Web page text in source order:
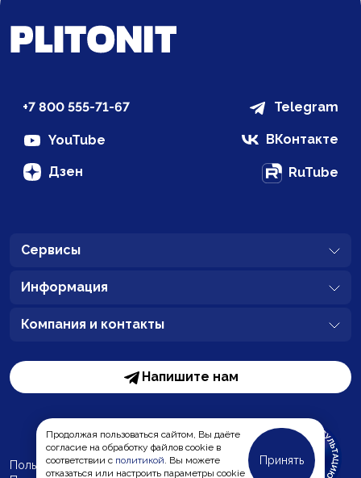
Продолжая пользоваться сайтом, Вы даёте
согласие на обработку файлов cookie в
соответствии с политикой. Вы можете
отказаться или настроить параметры cookie
Принять
+7 800 555-71-67 Telegram
YouTube ВКонтакте
Дзен RuTube
Сервисы
Информация
Компания и контакты
Напишите нам
Пользовательское соглашение